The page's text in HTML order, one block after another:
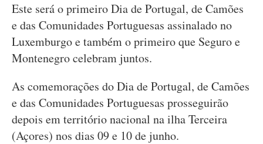
Este será o primeiro Dia de Portugal, de Camões
e das Comunidades Portuguesas assinalado no
Luxemburgo e também o primeiro que Seguro e
Montenegro celebram juntos.
As comemorações do Dia de Portugal, de Camões
e das Comunidades Portuguesas prosseguirão
depois em território nacional na ilha Terceira
(Açores) nos dias 09 e 10 de junho.